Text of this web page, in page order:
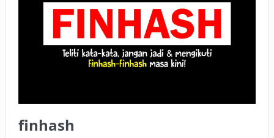
ISTIDLAL BATIL VS ISTIDLAL SYAR’I
BAHASA CINTA KARENA ALLAH
HUKUM MEMBAYAR ZAKAT DENGAN CARA MENGANGSUR
finhash